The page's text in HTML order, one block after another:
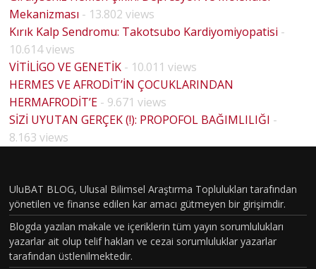
Mekanizması - 13.802 views
Kırık Kalp Sendromu: Takotsubo Kardiyomiyopatisi -
10.614 views
VİTİLİGO VE GENETİK - 10.011 views
HERMES VE AFRODİT’İN ÇOCUKLARINDAN
HERMAFRODİT’E - 9.671 views
SİZİ UYUTAN GERÇEK (!): PROPOFOL BAĞIMLILIĞI -
8.163 views
UluBAT BLOG, Ulusal Bilimsel Araştırma Toplulukları tarafından
yönetilen ve finanse edilen kar amacı gütmeyen bir girişimdir.
Blogda yazılan makale ve içeriklerin tüm yayın sorumlulukları
yazarlar ait olup telif hakları ve cezai sorumluluklar yazarlar
tarafından üstlenilmektedir.
HOUSE
MD
BÖLÜM
VAKASI
GERÇEK
OLDU :